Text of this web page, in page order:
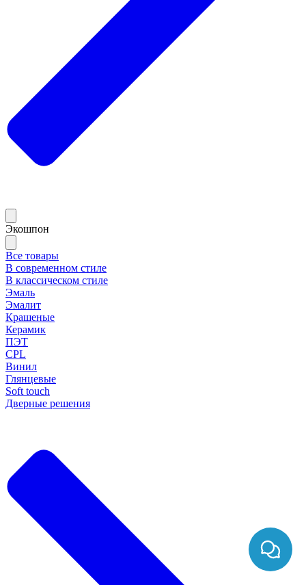
Экошпон
Все товары
В современном стиле
В классическом стиле
Эмаль
Эмалит
Крашеные
Керамик
ПЭТ
CPL
Винил
Глянцевые
Soft touch
Дверные решения